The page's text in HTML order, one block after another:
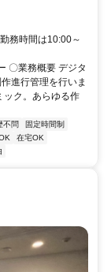
務時間は10:00～
〇業務概要 デジタ
進行管理を行いま
ック。あらゆる作
不問
固定時間制
在宅OK